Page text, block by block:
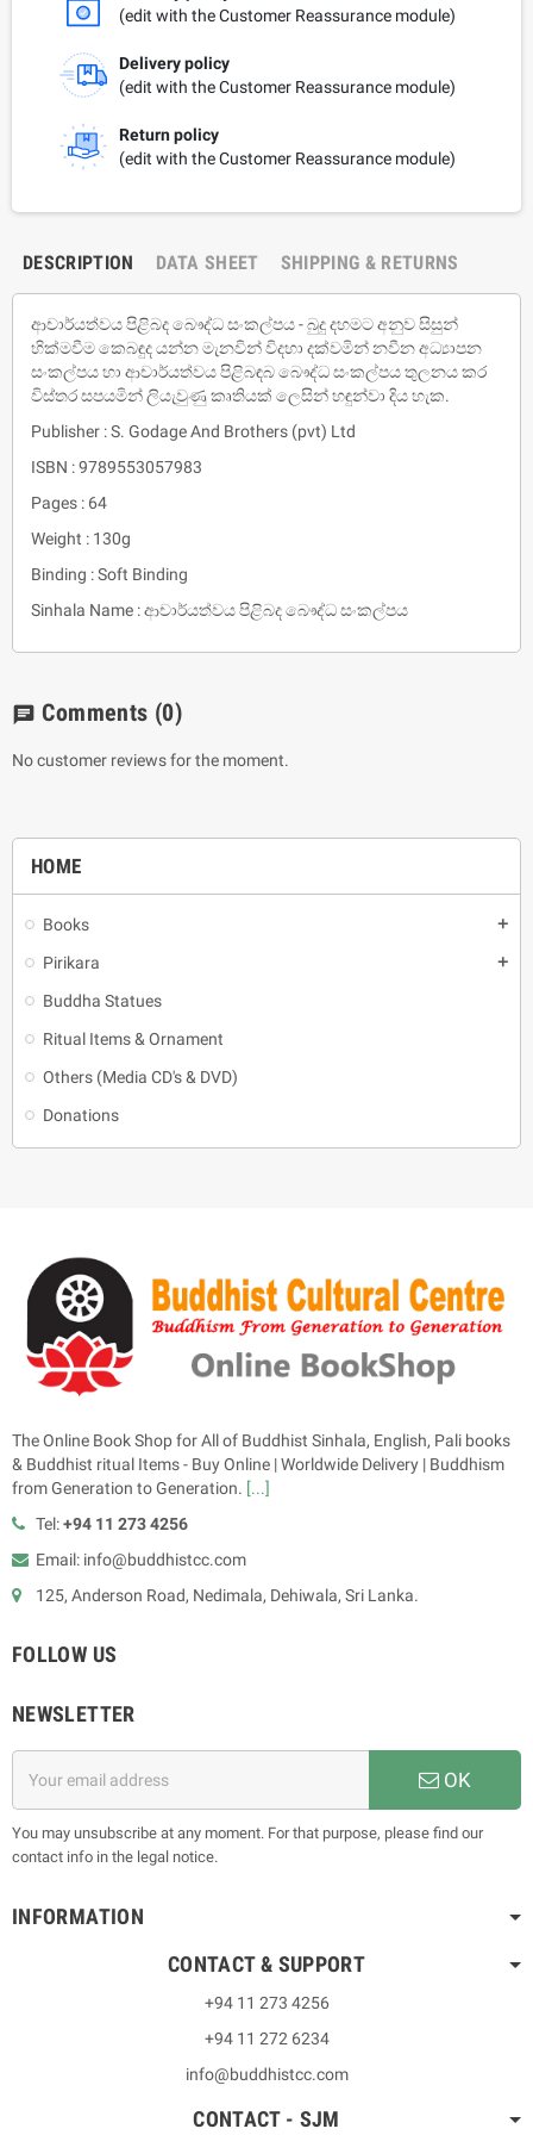
HOME
Books add
Pirikara add
Buddha Statues
Ritual Items & Ornament
Others (Media CD's & DVD)
Donations
(edit with the Customer Reassurance module)
Delivery policy
(edit with the Customer Reassurance module)
Return policy
(edit with the Customer Reassurance module)
DESCRIPTION DATA SHEET SHIPPING & RETURNS
ආචාර්යත්වය පිළිබද බෞද්ධ සංකල්පය - බුදු දහමට අනුව සිසුන්
හික්මවීම කෙබඳුද යන්න මැනවින් විදහා දක්වමින් නවීන අධ්‍යාපන
සංකල්පය හා ආචාර්යත්වය පිළිබඳබ බෞද්ධ සංකල්පය තුලනය කර
විස්තර සපයමින් ලියැවුණු කෘතියක් ලෙසින් හඳුන්වා දිය හැක.
Publisher : S. Godage And Brothers (pvt) Ltd
ISBN : 9789553057983
Pages : 64
Weight : 130g
Binding : Soft Binding
Sinhala Name : ආචාර්යත්වය පිළිබද බෞද්ධ සංකල්පය
chat Comments (0)
No customer reviews for the moment.
The Online Book Shop for All of Buddhist Sinhala, English, Pali books
& Buddhist ritual Items - Buy Online | Worldwide Delivery | Buddhism
from Generation to Generation. [...]
Tel:+94 11 273 4256
Email: info@buddhistcc.com
125, Anderson Road, Nedimala, Dehiwala, Sri Lanka.
FOLLOW US
NEWSLETTER
OK
You may unsubscribe at any moment. For that purpose, please find our
contact info in the legal notice.
INFORMATION
CONTACT & SUPPORT
+94 11 273 4256
+94 11 272 6234
info@buddhistcc.com
CONTACT - SJM